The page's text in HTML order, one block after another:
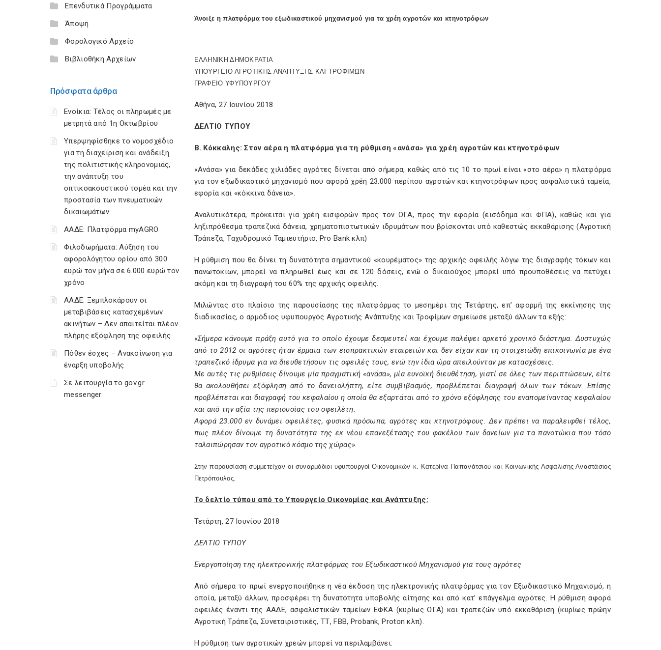
Επενδυτικά Προγράμματα
Άποψη
Φορολογικό Αρχείο
Βιβλιοθήκη Αρχείων
Πρόσφατα άρθρα
Ενοίκια: Τέλος οι πληρωμές με
μετρητά από 1η Οκτωβρίου
Υπερψηφίσθηκε το νομοσχέδιο
για τη διαχείριση και ανάδειξη
της πολιτιστικής κληρονομιάς,
την ανάπτυξη του
οπτικοακουστικού τομέα και την
προστασία των πνευματικών
δικαιωμάτων
ΑΑΔΕ: Πλατφόρμα myAGRO
Φιλοδωρήματα: Αύξηση του
αφορολόγητου ορίου από 300
ευρώ τον μήνα σε 6.000 ευρώ τον
χρόνο
ΑΑΔΕ: Ξεμπλοκάρουν οι
μεταβιβάσεις κατασχεμένων
ακινήτων – Δεν απαιτείται πλέον
πλήρης εξόφληση της οφειλής
Πόθεν έσχες – Ανακοίνωση για
έναρξη υποβολής
Σε λειτουργία το gov.gr
messenger
Άνοιξε η πλατφόρμα του εξωδικαστικού μηχανισμού για τα χρέη αγροτών και κτηνοτρόφων
ΕΛΛΗΝΙΚΗ ΔΗΜΟΚΡΑΤΙΑ
ΥΠΟΥΡΓΕΙΟ ΑΓΡΟΤΙΚΗΣ ΑΝΑΠΤΥΞΗΣ ΚΑΙ ΤΡΟΦΙΜΩΝ
ΓΡΑΦΕΙΟ ΥΦΥΠΟΥΡΓΟΥ
Αθήνα, 27 Ιουνίου 2018
ΔΕΛΤΙΟ ΤΥΠΟΥ
Β. Κόκκαλης: Στον αέρα η πλατφόρμα για τη ρύθμιση «ανάσα» για χρέη αγροτών και κτηνοτρόφων
«Ανάσα» για δεκάδες χιλιάδες αγρότες δίνεται από σήμερα, καθώς από τις 10 το πρωί είναι «στο αέρα» η πλατφόρμα
για τον εξωδικαστικό μηχανισμό που αφορά χρέη 23.000 περίπου αγροτών και κτηνοτρόφων προς ασφαλιστικά ταμεία,
εφορία και «κόκκινα δάνεια».
Αναλυτικότερα, πρόκειται για χρέη εισφορών προς τον ΟΓΑ, προς την εφορία (εισόδημα και ΦΠΑ), καθώς και για
ληξιπρόθεσμα τραπεζικά δάνεια, χρηματοπιστωτικών ιδρυμάτων που βρίσκονται υπό καθεστώς εκκαθάρισης (Αγροτική
Τράπεζα, Ταχυδρομικό Ταμιευτήριο, Pro Bank κλπ)
Η ρύθμιση που θα δίνει τη δυνατότητα σημαντικού «κουρέματος» της αρχικής οφειλής λόγω της διαγραφής τόκων και
πανωτοκίων, μπορεί να πληρωθεί έως και σε 120 δόσεις, ενώ ο δικαιούχος μπορεί υπό προϋποθέσεις να πετύχει
ακόμη και τη διαγραφή του 60% της αρχικής οφειλής.
Μιλώντας στο πλαίσιο της παρουσίασης της πλατφόρμας το μεσημέρι της Τετάρτης, επ’ αφορμή της εκκίνησης της
διαδικασίας, ο αρμόδιος υφυπουργός Αγροτικής Ανάπτυξης και Τροφίμων σημείωσε μεταξύ άλλων τα εξής:
«Σήμερα κάνουμε πράξη αυτό για το οποίο έχουμε δεσμευτεί και έχουμε παλέψει αρκετό χρονικό διάστημα. Δυστυχώς
από το 2012 οι αγρότες ήταν έρμαια των εισπρακτικών εταιρειών και δεν είχαν καν τη στοιχειώδη επικοινωνία με ένα
τραπεζικό ίδρυμα για να διευθετήσουν τις οφειλές τους, ενώ την ίδια ώρα απειλούνταν με κατασχέσεις.
Με αυτές τις ρυθμίσεις δίνουμε μία πραγματική «ανάσα», μία ευνοϊκή διευθέτηση, γιατί σε όλες των περιπτώσεων, είτε
θα ακολουθήσει εξόφληση από το δανειολήπτη, είτε συμβιβασμός, προβλέπεται διαγραφή όλων των τόκων. Επίσης
προβλέπεται και διαγραφή του κεφαλαίου η οποία θα εξαρτάται από το χρόνο εξόφλησης του εναπομείναντας κεφαλαίου
και από την αξία της περιουσίας του οφειλέτη.
Αφορά 23.000 εν δυνάμει οφειλέτες, φυσικά πρόσωπα, αγρότες και κτηνοτρόφους. Δεν πρέπει να παραλειφθεί τέλος,
πως πλέον δίνουμε τη δυνατότητα της εκ νέου επανεξέτασης του φακέλου των δανείων για τα πανοτώκια που τόσο
ταλαιπώρησαν τον αγροτικό κόσμο της χώρας».
Στην παρουσίαση συμμετείχαν οι συναρμόδιοι υφυπουργοί Οικονομικών κ. Κατερίνα Παπανάτσιου και Κοινωνικής Ασφάλισης Αναστάσιος
Πετρόπουλος.
Το δελτίο τύπου από το Υπουργείο Οικονομίας και Ανάπτυξης:
Τετάρτη, 27 Ιουνίου 2018
ΔΕΛΤΙΟ ΤΥΠΟΥ
Ενεργοποίηση της ηλεκτρονικής πλατφόρμας του Εξωδικαστικού Μηχανισμού για τους αγρότες
Από σήμερα το πρωί ενεργοποιήθηκε η νέα έκδοση της ηλεκτρονικής πλατφόρμας για τον Εξωδικαστικό Μηχανισμό, η
οποία, μεταξύ άλλων, προσφέρει τη δυνατότητα υποβολής αίτησης και από κατ’ επάγγελμα αγρότες. Η ρύθμιση αφορά
οφειλές έναντι της ΑΑΔΕ, ασφαλιστικών ταμείων ΕΦΚΑ (κυρίως ΟΓΑ) και τραπεζών υπό εκκαθάριση (κυρίως πρώην
Αγροτική Τράπεζα, Συνεταιριστικές, ΤΤ, FBB, Probank, Proton κλπ).
Η ρύθμιση των αγροτικών χρεών μπορεί να περιλαμβάνει: